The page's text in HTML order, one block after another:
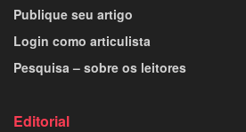
Publique seu artigo
Login como articulista
Pesquisa – sobre os leitores
Editorial